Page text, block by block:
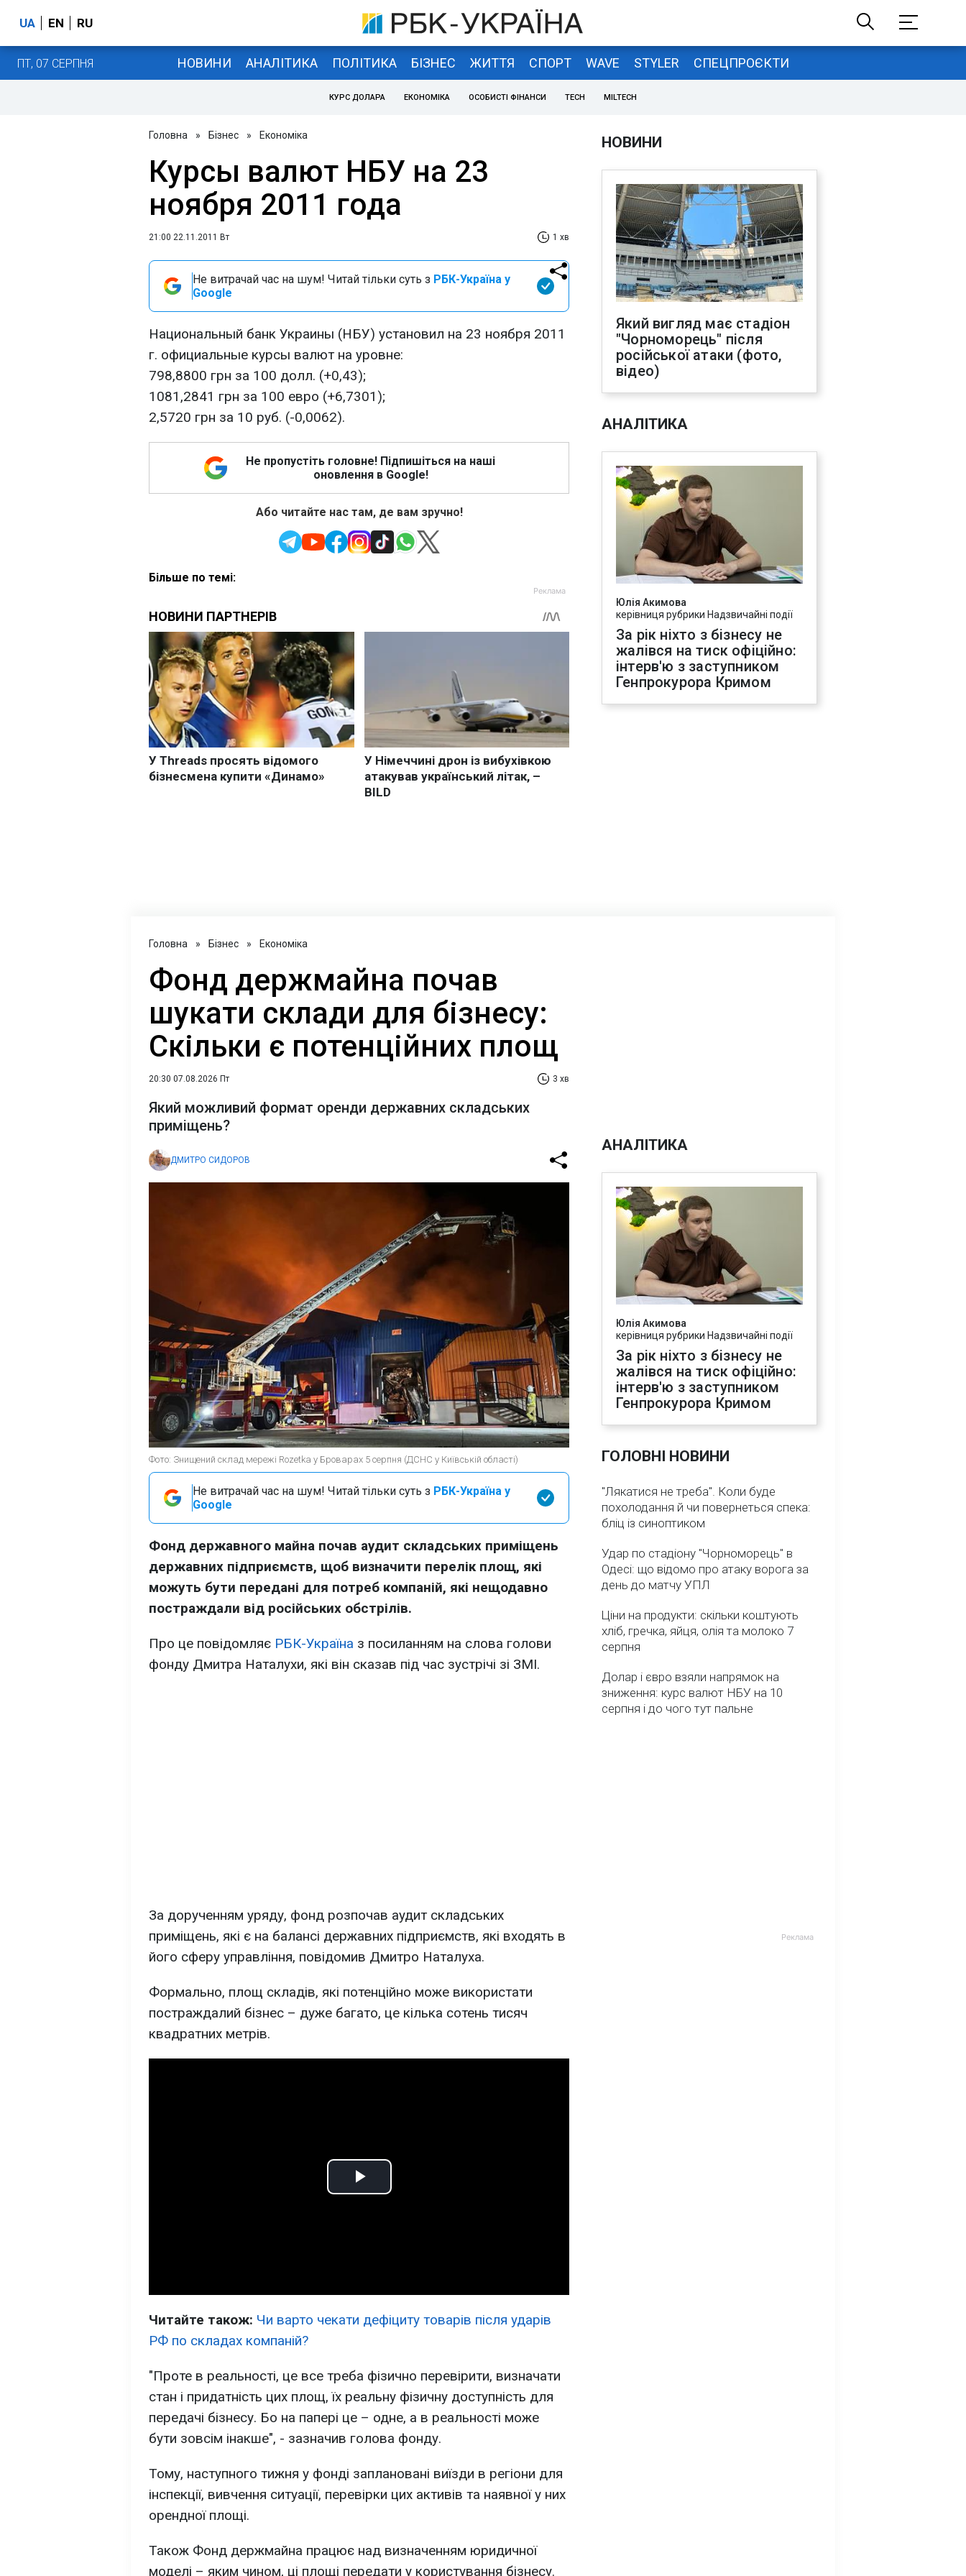
UA EN RU
ПТ, 07 СЕРПНЯ НОВИНИ АНАЛІТИКА ПОЛІТИКА БІЗНЕС ЖИТТЯ СПОРТ WAVE STYLER СПЕЦПРОЄКТИ
КУРС ДОЛАРА ЕКОНОМІКА ОСОБИСТІ ФІНАНСИ TECH MILTECH
Головна » Бізнес » Економіка
Курсы валют НБУ на 23
ноября 2011 года
21:00 22.11.2011 Вт 1 хв
Не витрачай час на шум! Читай тільки суть з РБК-Україна у
Google
Национальный банк Украины (НБУ) установил на 23 ноября 2011
г. официальные курсы валют на уровне:
798,8800 грн за 100 долл. (+0,43);
1081,2841 грн за 100 евро (+6,7301);
2,5720 грн за 10 руб. (-0,0062).
Не пропустіть головне! Підпишіться на наші
оновлення в Google!
Або читайте нас там, де вам зручно!
Більше по темі:
НОВИНИ
Який вигляд має стадіон
"Чорноморець" після
російської атаки (фото,
відео)
АНАЛІТИКА
Юлія Акимова
керівниця рубрики Надзвичайні події
За рік ніхто з бізнесу не
жалівся на тиск офіційно:
інтерв'ю з заступником
Генпрокурора Кримом
Головна » Бізнес » Економіка
Фонд держмайна почав
шукати склади для бізнесу:
Скільки є потенційних площ
20:30 07.08.2026 Пт 3 хв
Який можливий формат оренди державних складських
приміщень?
ДМИТРО СИДОРОВ
Фото: Знищений склад мережі Rozetka у Броварах 5 серпня (ДСНС у Київській області)
Не витрачай час на шум! Читай тільки суть з РБК-Україна у
Google
Фонд державного майна почав аудит складських приміщень
державних підприємств, щоб визначити перелік площ, які
можуть бути передані для потреб компаній, які нещодавно
постраждали від російських обстрілів.
Про це повідомляє РБК-Україна з посиланням на слова голови
фонду Дмитра Наталухи, які він сказав під час зустрічі зі ЗМІ.
За дорученням уряду, фонд розпочав аудит складських
приміщень, які є на балансі державних підприємств, які входять в
його сферу управління, повідомив Дмитро Наталуха.
Формально, площ складів, які потенційно може використати
постраждалий бізнес – дуже багато, це кілька сотень тисяч
квадратних метрів.
Play
Читайте також: Чи варто чекати дефіциту товарів після ударів
РФ по складах компаній?
"Проте в реальності, це все треба фізично перевірити, визначати
стан і придатність цих площ, їх реальну фізичну доступність для
передачі бізнесу. Бо на папері це – одне, а в реальності може
бути зовсім інакше", - зазначив голова фонду.
Тому, наступного тижня у фонді заплановані виїзди в регіони для
інспекції, вивчення ситуації, перевірки цих активів та наявної у них
орендної площі.
Також Фонд держмайна працює над визначенням юридичної
моделі – яким чином, ці площі передати у користування бізнесу.
АНАЛІТИКА
Юлія Акимова
керівниця рубрики Надзвичайні події
За рік ніхто з бізнесу не
жалівся на тиск офіційно:
інтерв'ю з заступником
Генпрокурора Кримом
ГОЛОВНІ НОВИНИ
"Лякатися не треба". Коли буде
похолодання й чи повернеться спека:
бліц із синоптиком
Удар по стадіону "Чорноморець" в
Одесі: що відомо про атаку ворога за
день до матчу УПЛ
Ціни на продукти: скільки коштують
хліб, гречка, яйця, олія та молоко 7
серпня
Долар і євро взяли напрямок на
зниження: курс валют НБУ на 10
серпня і до чого тут пальне